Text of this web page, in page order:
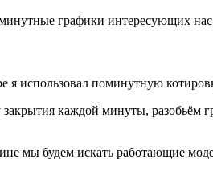
графики интересующих нас
использовал поминутную
каждой минуты, разобьём
мы будем искать работающие